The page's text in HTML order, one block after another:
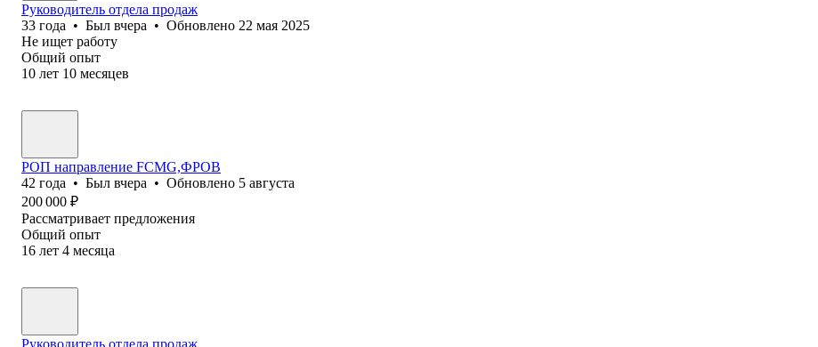
Руководитель отдела продаж
33 года • Был вчера • Обновлено 22 мая 2025
Не ищет работу
Общий опыт
10 лет 10 месяцев
РОП направление FCMG,ФРОВ
42 года • Был вчера • Обновлено 5 августа
200 000 ₽
Рассматривает предложения
Общий опыт
16 лет 4 месяца
Руководитель отдела продаж